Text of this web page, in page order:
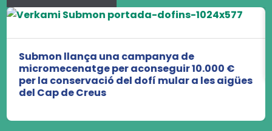
Submon llança una campanya de
micromecenatge per aconseguir 10.000 €
per la conservació del dofí mular a les aigües
del Cap de Creus